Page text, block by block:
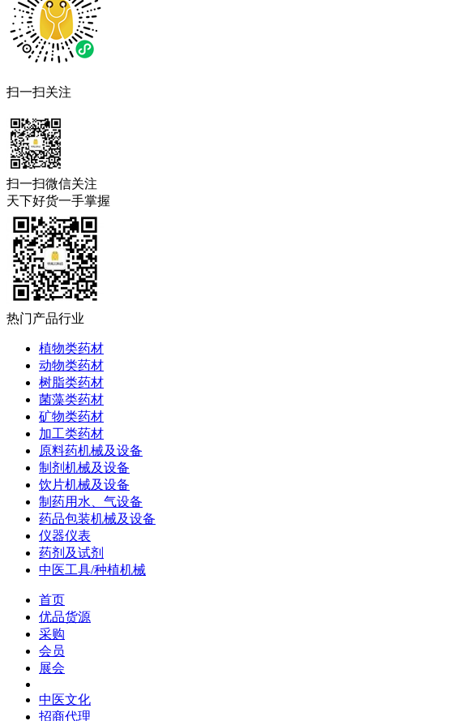
扫一扫关注
扫一扫微信关注
天下好货一手掌握
热门产品行业
植物类药材
动物类药材
树脂类药材
菌藻类药材
矿物类药材
加工类药材
原料药机械及设备
制剂机械及设备
饮片机械及设备
制药用水、气设备
药品包装机械及设备
仪器仪表
药剂及试剂
中医工具/种植机械
首页
优品货源
采购
会员
展会
中医文化
招商代理